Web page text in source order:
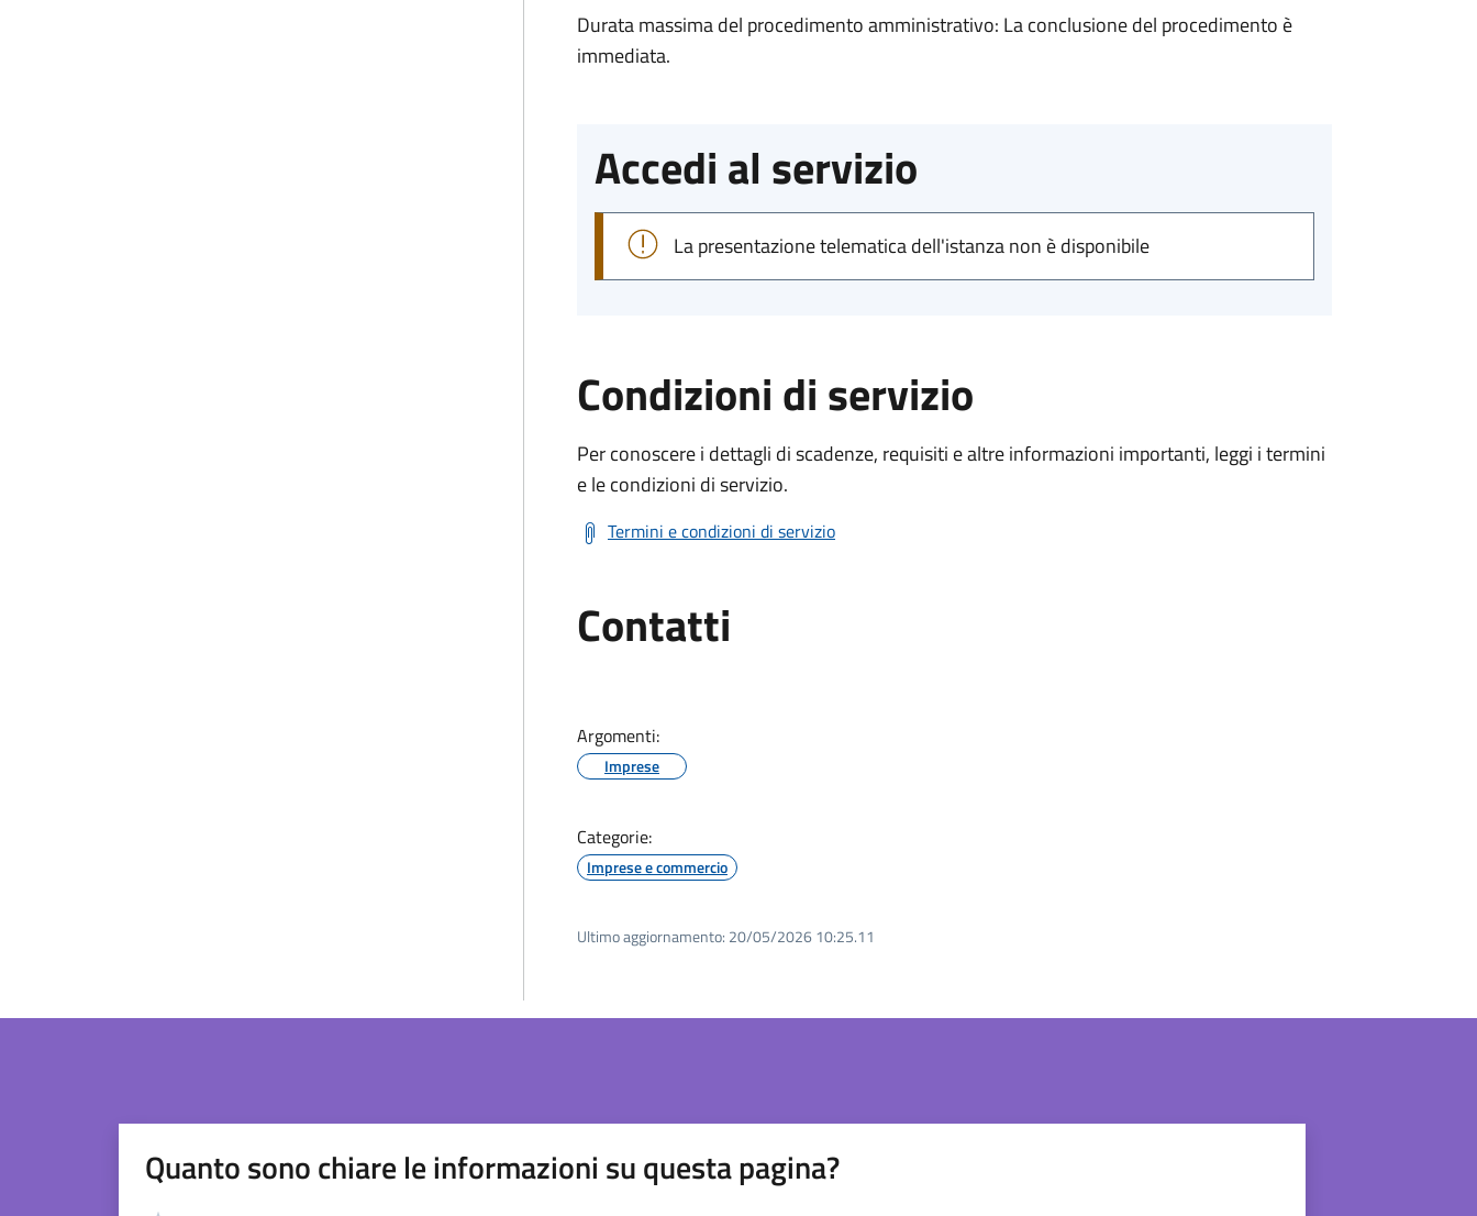
Durata massima del procedimento amministrativo: La conclusione del procedimento è
immediata.
Accedi al servizio
La presentazione telematica dell'istanza non è disponibile
Condizioni di servizio
Per conoscere i dettagli di scadenze, requisiti e altre informazioni importanti, leggi i termini
e le condizioni di servizio.
Termini e condizioni di servizio
Contatti
Argomenti:
Imprese
Categorie:
Imprese e commercio
Ultimo aggiornamento: 20/05/2026 10:25.11
Quanto sono chiare le informazioni su questa pagina?